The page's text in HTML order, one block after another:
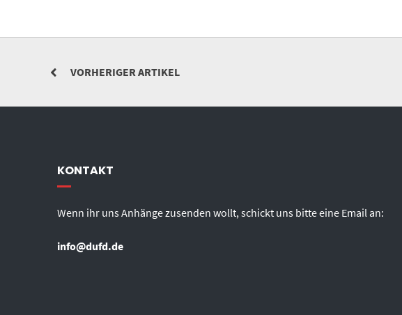
VORHERIGER ARTIKEL
KONTAKT
Wenn ihr uns Anhänge zusenden wollt, schickt uns bitte eine Email an:
info@dufd.de